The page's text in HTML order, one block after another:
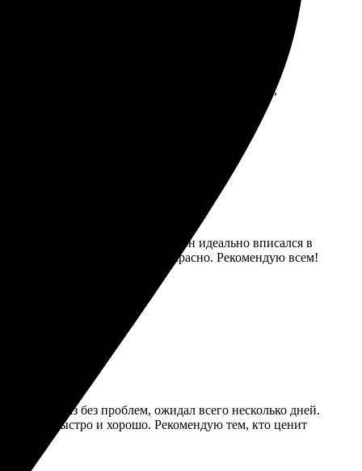
быстро обработали. Получил работу вовремя,
искусства. Заказала 20х30, и он идеально вписался в
на высоте, холст натянут прекрасно. Рекомендую всем!
заказ без проблем, ожидал всего несколько дней.
работу быстро и хорошо. Рекомендую тем, кто ценит